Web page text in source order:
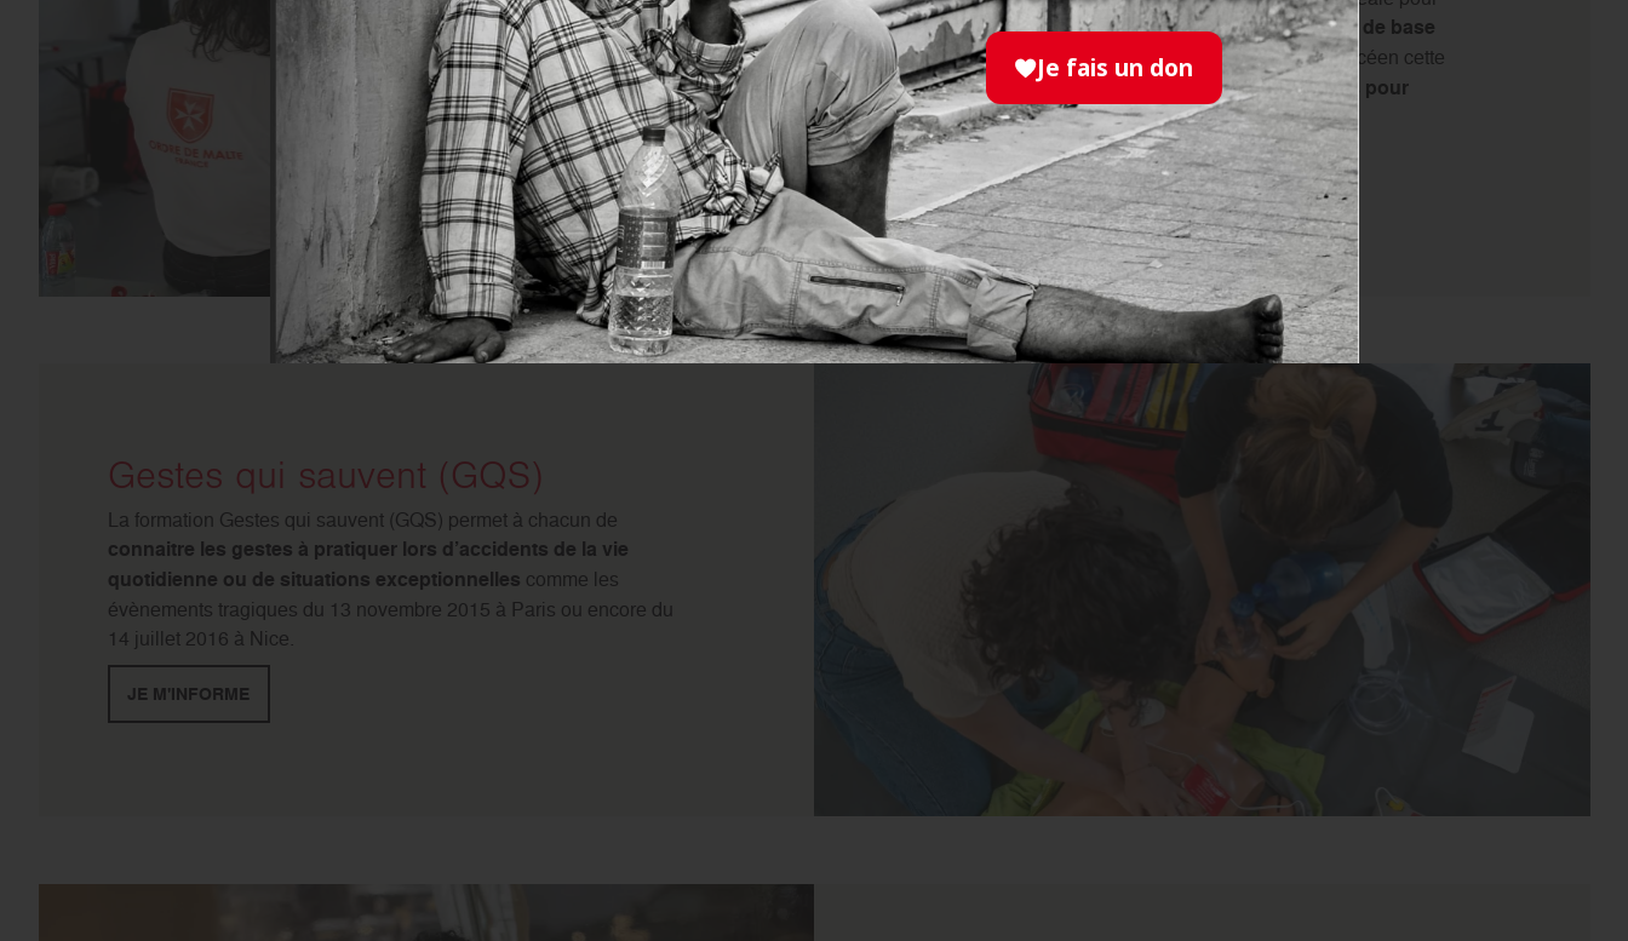
toute personnesouhaitant acquérir les compétences de base
en secourisme. Que vous soyez un parent, étudiant, lycéen cette
formation vous donnera les connaissances nécessaires pour
intervenir efficacement en cas d’urgence.
JE M'INFORME
Gestes qui sauvent (GQS)
La formation Gestes qui sauvent (GQS) permet à chacun de
connaitre les gestes à pratiquer lors d’accidents de la vie
quotidienne ou de situations exceptionnelles comme les
évènements tragiques du 13 novembre 2015 à Paris ou encore du
14 juillet 2016 à Nice.
JE M'INFORME
Je fais un don